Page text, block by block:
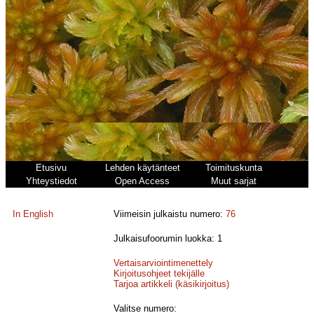
Etusivu Lehden käytänteet
Toimituskunta
Yhteystiedot
Open Access Muut sarjat
In English Viimeisin julkaistu numero:76
Julkaisufoorumin luokka: 1
Vertaisarviointimenettely
Kirjoitusohjeet tekijälle
Tarjoa artikkeli (käsikirjoitus)
Valitse numero: